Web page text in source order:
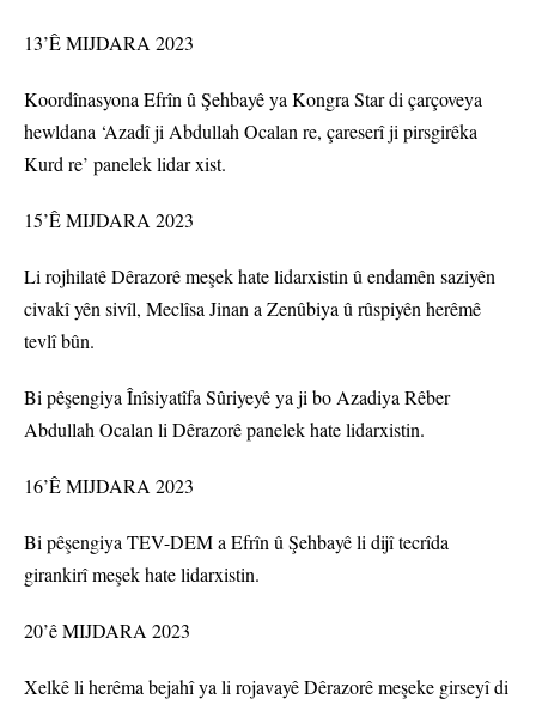
13’Ê MIJDARA 2023
Koordînasyona Efrîn û Şehbayê ya Kongra Star di çarçoveya
hewldana ‘Azadî ji Abdullah Ocalan re, çareserî ji pirsgirêka
Kurd re’ panelek lidar xist.
15’Ê MIJDARA 2023
Li rojhilatê Dêrazorê meşek hate lidarxistin û endamên saziyên
civakî yên sivîl, Meclîsa Jinan a Zenûbiya û rûspiyên herêmê
tevlî bûn.
Bi pêşengiya Înîsiyatîfa Sûriyeyê ya ji bo Azadiya Rêber
Abdullah Ocalan li Dêrazorê panelek hate lidarxistin.
16’Ê MIJDARA 2023
Bi pêşengiya TEV-DEM a Efrîn û Şehbayê li dijî tecrîda
girankirî meşek hate lidarxistin.
20’ê MIJDARA 2023
Xelkê li herêma bejahî ya li rojavayê Dêrazorê meşeke girseyî di